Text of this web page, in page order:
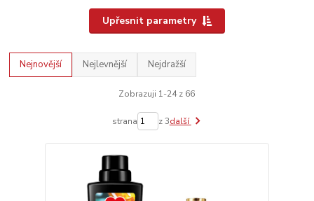
Upřesnit parametry
Nejnovější Nejlevnější Nejdražší
Zobrazuji 1-24 z 66
strana z 3další